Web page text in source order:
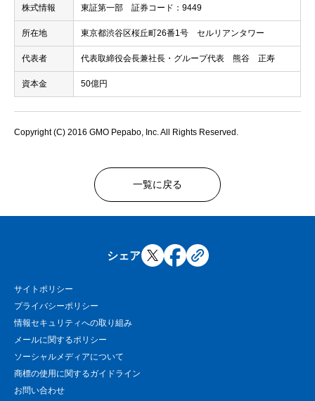
株式情報 東証第一部 証券コード：9449
所在地 東京都渋谷区桜丘町26番1号 セルリアンタワー
代表者 代表取締役会長兼社長・グループ代表 熊谷 正寿
資本金 50億円
Copyright (C) 2016 GMO Pepabo, Inc. All Rights Reserved.
一覧に戻る
シェア
サイトポリシー
プライバシーポリシー
情報セキュリティへの取り組み
メールに関するポリシー
ソーシャルメディアについて
商標の使用に関するガイドライン
お問い合わせ